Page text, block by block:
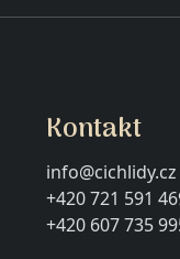
Kontakt
info@cichlidy.cz
+420 721 591
+420 607 735